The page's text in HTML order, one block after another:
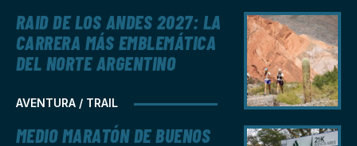
AVENTURA / TRAIL
RAID DE LOS ANDES 2027: LA
CARRERA MÁS EMBLEMÁTICA
DEL NORTE ARGENTINO
MEDIO MARATÓN DE BUENOS